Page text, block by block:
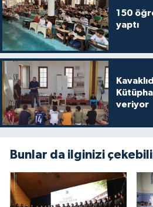
150
yaptı
veriyor
Bunlar da ilginizi
Erzincan Müftülüğü
Erzurum Müftülüğü
Eskişehir Müftülüğü
Gaziantep Müftülüğü
Giresun Müftülüğü
Gümüşhane Müftülüğü
Hakkari Müftülüğü